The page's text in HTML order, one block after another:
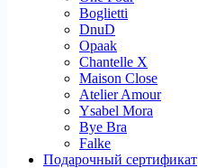
Boglietti
DnuD
Opaak
Chantelle X
Maison Close
Atelier Amour
Ysabel Mora
Bye Bra
Falke
Подарочный сертификат